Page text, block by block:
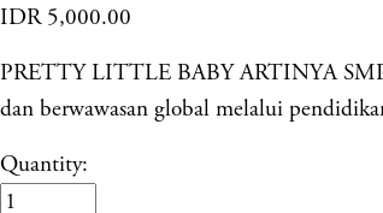
IDR 5,000.00
PRETTY LITTLE BABY ARTINYA SMP
dan berwawasan global melalui
Quantity: